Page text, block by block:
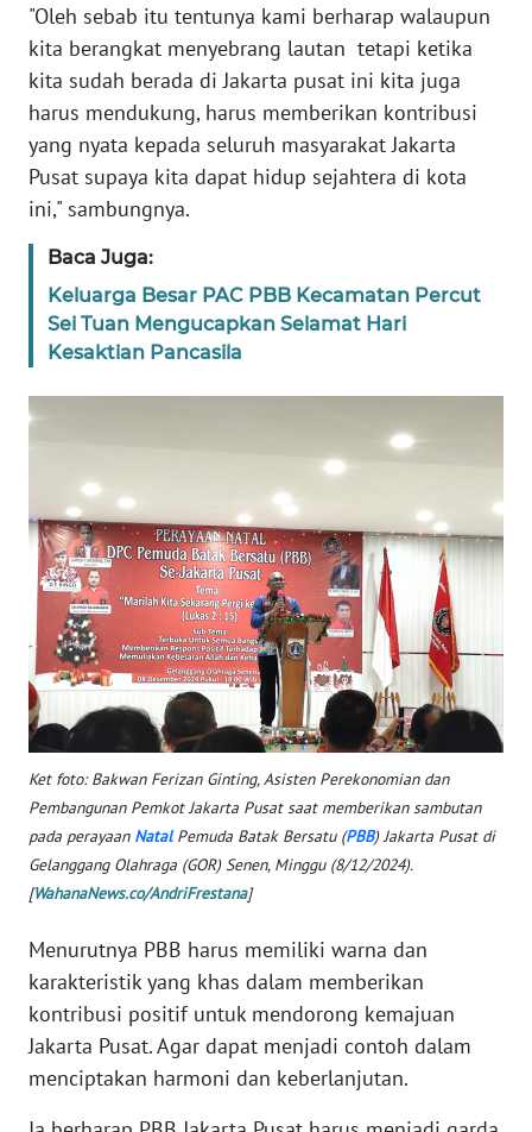
"Oleh sebab itu tentunya kami berharap walaupun
kita berangkat menyebrang lautan tetapi ketika
kita sudah berada di Jakarta pusat ini kita juga
harus mendukung, harus memberikan kontribusi
yang nyata kepada seluruh masyarakat Jakarta
Pusat supaya kita dapat hidup sejahtera di kota
ini," sambungnya.
Baca Juga:
Keluarga Besar PAC PBB Kecamatan Percut
Sei Tuan Mengucapkan Selamat Hari
Kesaktian Pancasila
Ket foto: Bakwan Ferizan Ginting, Asisten Perekonomian dan
Pembangunan Pemkot Jakarta Pusat saat memberikan sambutan
pada perayaan NatalPemuda Batak Bersatu (PBB) Jakarta Pusat di
Gelanggang Olahraga (GOR) Senen, Minggu (8/12/2024).
[WahanaNews.co/AndriFrestana]
Menurutnya PBB harus memiliki warna dan
karakteristik yang khas dalam memberikan
kontribusi positif untuk mendorong kemajuan
Jakarta Pusat. Agar dapat menjadi contoh dalam
menciptakan harmoni dan keberlanjutan.
SULBAR
WN
BABEL
WN
WN
SUMSEL
LAMPUNG
WN
JATENG
WN
NUSANTARA
WN
WN
JATIM
WN
KALBAR
WN